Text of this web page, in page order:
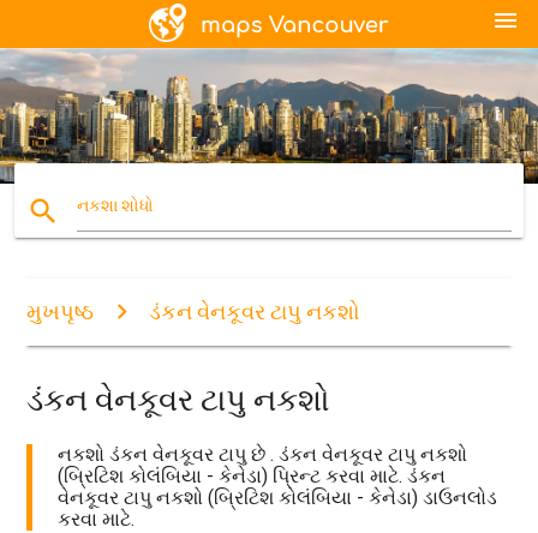
menu
search નકશા શોધો
મુખપૃષ્ઠ ડંકન વેનકૂવર ટાપુ નકશો
ડંકન વેનકૂવર ટાપુ નકશો
નકશો ડંકન વેનકૂવર ટાપુ છે . ડંકન વેનકૂવર ટાપુ નકશો
(બ્રિટિશ કોલંબિયા - કેનેડા) પ્રિન્ટ કરવા માટે. ડંકન
વેનકૂવર ટાપુ નકશો (બ્રિટિશ કોલંબિયા - કેનેડા) ડાઉનલોડ
કરવા માટે.